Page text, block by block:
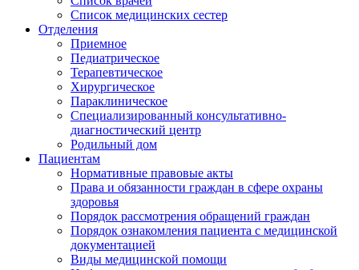
Список медицинских сестер
Отделения
Приемное
Педиатрическое
Терапевтическое
Хирургическое
Параклиническое
Специализированный консультативно-
диагностический центр
Родильный дом
Пациентам
Нормативные правовые акты
Права и обязанности граждан в сфере охраны
здоровья
Порядок рассмотрения обращений граждан
Порядок ознакомления пациента с медицинской
документацией
Виды медицинской помощи